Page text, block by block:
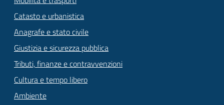
Catasto e urbanistica
Anagrafe e stato civile
Giustizia e sicurezza pubblica
Tributi, finanze e contravvenzioni
Cultura e tempo libero
Ambiente